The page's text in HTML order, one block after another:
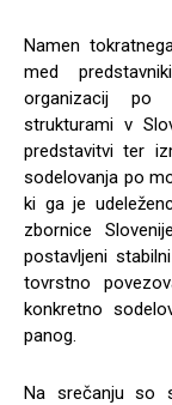
Namen
med
organizacij po
strukturami v
predstavitvi ter
sodelovanja po
ki ga je
zbornice
postavljeni
tovrstno
konkretno
panog.
Na srečanju so